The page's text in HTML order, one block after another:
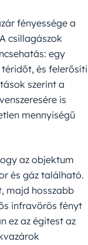
fényessége a
csillagászok
egy
és felerősíti
szerint a
is
mennyiségű
az objektum
és gáz található.
majd hosszabb
infravörös fényt
ez az égitest az